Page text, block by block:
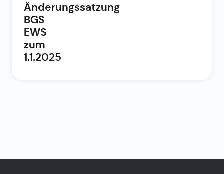
Änderungssatzung
BGS
EWS
zum
1.1.2025